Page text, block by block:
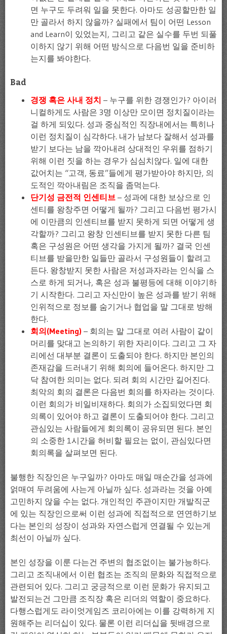
면 누구도 두려워 일을 못한다. 아마도 성공할만한 일
만 골라서 하지 않을까? 실패에서 팀이 어떤 Lesson
and Learn이 있었는지, 그리고 같은 실수를 두번 되풀
이하지 않기 위해 어떤 방식으로 다음번 일을 준비하
는지를 봐야한다.
Bad
경쟁 혹은 사내 정치 – 누구를 위한 경쟁인가? 아이러
니컬하게도 사람은 3명 이상만 모이면 정치질이라는
걸 하게 되있다. 성과 중심적인 직장내에서는 특히나
이런 정치질이 심각하다. 내가 남보다 잘해서 성과를
받기 보다는 남을 깍아내려 상대적인 우위를 점하기
위해 이런 짓을 하는 경우가 심심치않다. 일에 대한
값어치는 “고객, 동료”들에게 평가받아야 하지만, 의
도적인 깍아내림은 조직을 좀먹는다.
단기성 금전적 인센티브 – 성과에 대한 보상으로 인
센티를 왕창주면 어떻게 될까? 그리고 다음번 평가시
에 이만큼의 인센티브를 받지 못하게 되면 어떻게 생
각할까? 그리고 왕창 인센티브를 받지 못한 다른 팀
혹은 구성원은 어떤 생각을 가지게 될까? 결국 인센
티브를 받을만한 일들만 골라서 구성원들이 할려고
든다. 왕창받지 못한 사람은 저성과자라는 인식을 스
스로 하게 되거나, 혹은 성과 불평등에 대해 이야기하
기 시작한다. 그리고 자신만이 높은 성과를 받기 위해
인위적으로 정보를 숨기거나 협업을 말 그대로 방해
한다.
회의(Meeting) – 회의는 말 그대로 여러 사람이 같이
머리를 맞대고 논의하기 위한 자리이다. 그리고 그 자
리에선 대부분 결론이 도출되야 한다. 하지만 본인의
존재감을 드러내기 위해 회의에 들어온다. 하지만 그
닥 참여한 의미는 없다. 되려 회의 시간만 길어진다.
최악의 회의 결론은 다음번 회의를 하자라는 것이다.
이런 회의가 비일비재하다. 회의가 소집되었다면 회
의록이 있어야 하고 결론이 도출되어야 한다. 그리고
관심있는 사람들에게 회의록이 공유되면 된다. 본인
의 소중한 1시간을 허비할 필요는 없이, 관심있다면
회의록을 살펴보면 된다.
불행한 직장인은 누구일까? 아마도 매일 매순간을 성과에
얽매여 두려움에 사는게 아닐까 싶다. 성과라는 것을 아예
고민하지 않을 수는 없다. 개인적인 주관이지만 개발직군
에 있는 직장인으로써 이런 성과에 직접적으로 연연하기보
다는 본인의 성장이 성과와 자연스럽게 연결될 수 있는게
최선이 아닐까 싶다.
본인 성장을 이룬 다는건 주변의 협조없이는 불가능하다.
그리고 조직내에서 이런 협조는 조직의 문화와 직접적으로
관련되어 있다. 그리고 궁긍적으로 이런 문화가 유지되고
발전되는건 그만큼 조직장 혹은 리더의 역할이 중요하다.
다행스럽게도 라이엇게임즈 코리아에는 이를 강력하게 지
원해주는 리더십이 있다. 물론 이런 리더십을 뒷배경으로